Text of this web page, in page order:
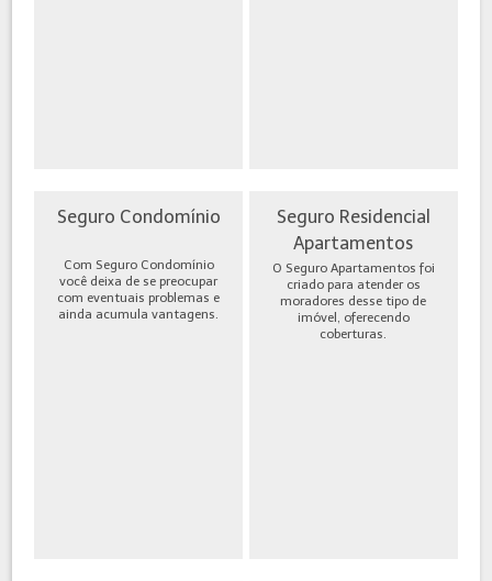
Seguro Condomínio
Com Seguro Condomínio
você deixa de se preocupar
com eventuais problemas e
ainda acumula vantagens.
Seguro Residencial
Apartamentos
O Seguro Apartamentos foi
criado para atender os
moradores desse tipo de
imóvel, oferecendo
coberturas.